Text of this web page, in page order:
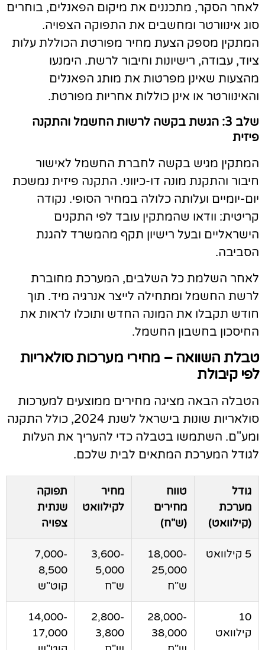
הסקר, מתכננים את מיקום הפאנלים, בוחרים
אינוורטר ומחשבים את התפוקה הצפויה.
מספק הצעת מחיר מפורטת הכוללת עלות
עבודה, רישיונות וחיבור לרשת. הימנעו
שאינן מפרטות את מותג הפאנלים
או אינן כוללות אחריות מפורטת.
שלב 3: הגשת בקשה לרשות החשמל והתקנה
מגיש בקשה לחברת החשמל לאישור
והתקנת מונה דו-כיווני. התקנה פיזית נמשכת
יומיים ועלותה כלולה במחיר הסופי. נקודה
וודאו שהמתקין עובד לפי התקנים
ובעל רישיון תקף מהמשרד להגנת
השלמת כל השלבים, המערכת מחוברת
החשמל ומתחילה לייצר אנרגיה מיד. תוך
תקבלו את המונה החדש ותוכלו לראות את
בחשבון החשמל.
השוואה – מחירי מערכות סולאריות
קיבולת
הבאה מציגה מחירים ממוצעים למערכות
סולאריות שונות בישראל לשנת 2024, כולל התקנה
השתמשו בטבלה כדי להעריך את העלות
המערכת המתאים לבית שלכם.
גודל
מערכת
(קילוואט)
טווח
מחירים
(ש"ח)
מחיר
לקילוואט
תפוקה
שנתית
צפויה
18,000-
25,000
ש"ח
3,600-
5,000
ש"ח
7,000-
8,500
קוט"ש
10
קילוואט
28,000-
38,000
2,800-
3,800
14,000-
17,000